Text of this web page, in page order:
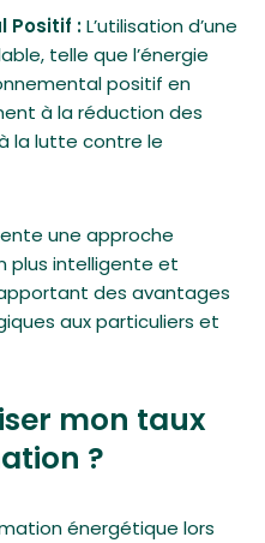
Positif :L’utilisation d’une
telle que l’énergie
positif en
à la réduction des
la lutte contre le
une approche
plus intelligente et
des avantages
aux particuliers et
mon taux
?
énergétique lors